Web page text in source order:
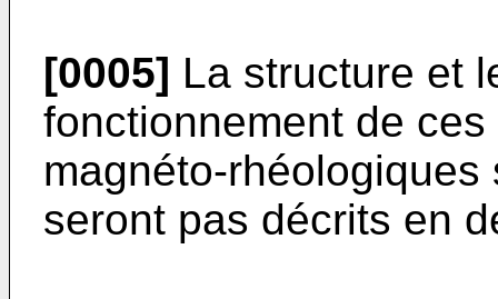
[0005] La structure et
fonctionnement de
magnéto-
seront pas décrits en